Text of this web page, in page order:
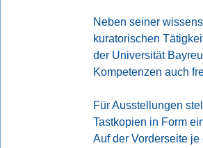
Neben seiner
kuratorischen
der Universität
Kompetenzen auch
Für Ausstellungen
Tastkopien in Form
Auf der Vorderseite